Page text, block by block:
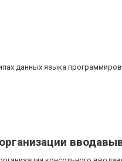
данных языка